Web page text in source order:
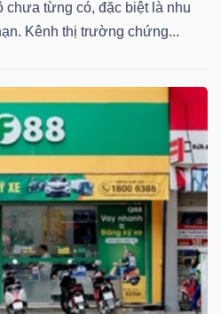
chưa từng có, đặc biệt là nhu
Kênh thị trường chứng...